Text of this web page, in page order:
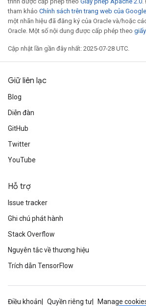
tham khảo Chính sách trên trang web của
một nhãn hiệu đã đăng ký của Oracle và/hoặc
Oracle. Một số nội dung được cấp phép theo
Cập nhật lần gần đây nhất: 2025-07-28 UTC.
Giữ liên lạc
Blog
Diễn đàn
GitHub
Twitter
YouTube
Hỗ trợ
Issue tracker
Ghi chú phát hành
Stack Overflow
Nguyên tắc về thương hiệu
Trích dẫn TensorFlow
Điều khoản Quyền riêng tư
Manage